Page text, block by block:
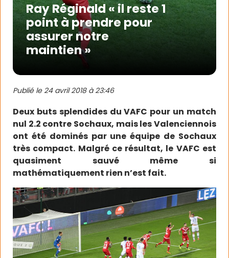
Ray Réginald « il reste 1
point à prendre pour
assurer notre
maintien »
Publié le24 avril 2018 à 23:46
Deux buts splendides du VAFC pour un match
nul 2.2 contre Sochaux, mais les Valenciennois
ont été dominés par une équipe de Sochaux
très compact. Malgré ce résultat, le VAFC est
quasiment sauvé même si
mathématiquement rien n’est fait.